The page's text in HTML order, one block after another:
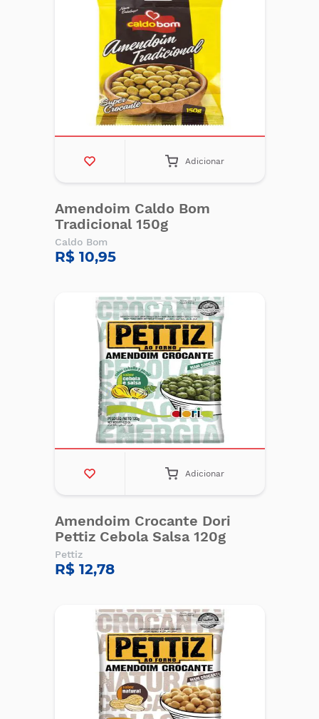
Adicionar
Amendoim Caldo Bom
Tradicional 150g
Caldo Bom
R$ 10,95
Adicionar
Amendoim Crocante Dori
Pettiz Cebola Salsa 120g
Pettiz
R$ 12,78